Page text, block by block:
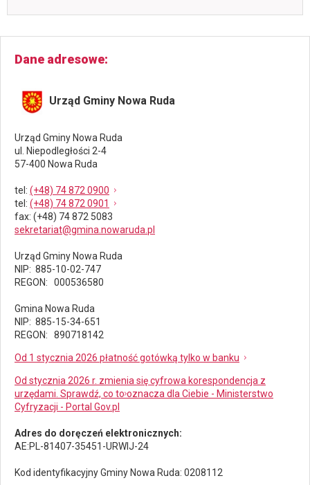
Dane adresowe
Urząd Gminy Nowa Ruda
Urząd Gminy Nowa Ruda
ul. Niepodległości 2-4
57-400 Nowa Ruda
tel : (+48) 74 872 0900
tel : (+48) 74 872 0901
fax: (+48) 74 872 5083
sekretariat@gmina.nowaruda.pl
Urząd Gminy Nowa Ruda
NIP: 885-10-02-747
REGON: 000536580
Gmina Nowa Ruda
NIP: 885-15-34-651
REGON: 890718142
Od 1 stycznia 2026 płatność gotówką tylko w banku
Od stycznia 2026 r. zmienia się cyfrowa korespondencja z
urzędami. Sprawdź, co to oznacza dla Ciebie - Ministerstwo
Cyfryzacji - Portal Gov.pl
Adres do doręczeń elektronicznych:
AE:PL-81407-35451-URWIJ-24
Kod identyfikacyjny Gminy Nowa Ruda: 0208112